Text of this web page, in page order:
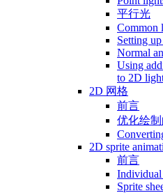
平行光
Common
Setting
Normal
Using
to 2D
2D 网格
前言
优化绘
2D sprite
前言
Individual
Sprite